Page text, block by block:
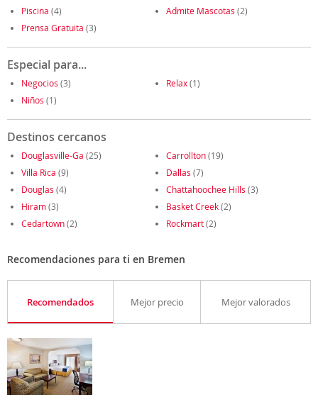
Piscina (4) Admite Mascotas (2)
Prensa Gratuita (3)
Especial para...
Negocios (3) Relax(1)
Niños (1)
Destinos cercanos
Douglasville-Ga (25) Carrollton(19)
Villa Rica (9) Dallas (7)
Douglas (4) Chattahoochee Hills (3)
Hiram(3) Basket Creek(2)
Cedartown(2) Rockmart(2)
Recomendaciones para ti en Bremen
Recomendados Mejor precio Mejor valorados